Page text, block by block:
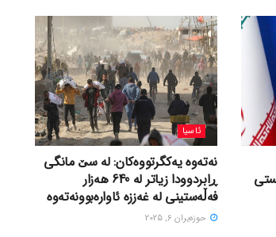
ئاسیا
نەتەوە یەکگرتووەکان: لە سێ مانگی
ڕابردوودا زیاتر لە 640 هەزار
فەڵەستینی لە غەززە ئاوارەبوونەتەوە
حوزه‌یران 6, 2025